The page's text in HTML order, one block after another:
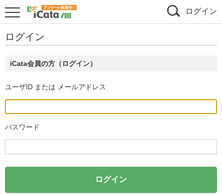
ログイン
ログイン
iCata会員の方（ログイン）
ユーザID または メールアドレス
パスワード